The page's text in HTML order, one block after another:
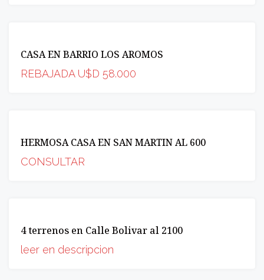
INCREIBLE
OPORTUNIDAD
CASA EN BARRIO LOS AROMOS
REBAJADA U$D 58.000
OPORTUNIDAD
HERMOSA CASA EN SAN MARTIN AL 600
CONSULTAR
OPORTUNIDAD
4 terrenos en Calle Bolivar al 2100
leer en descripcion